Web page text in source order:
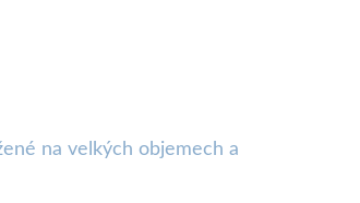
na velkých objemech a